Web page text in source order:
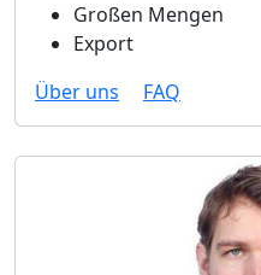
Großen Mengen
Export
Über uns
FAQ